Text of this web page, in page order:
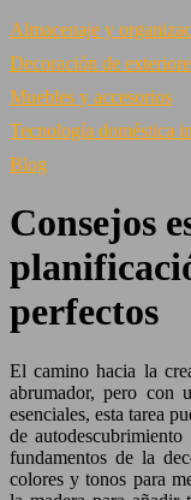
Almacenaje y
Decoración de
Muebles y accesorios
Tecnología doméstica
Blog
Consejos
perfectos
El camino hacia la
abrumador, pero con
esenciales, esta tarea
de
fundamentos de la
colores y tonos para